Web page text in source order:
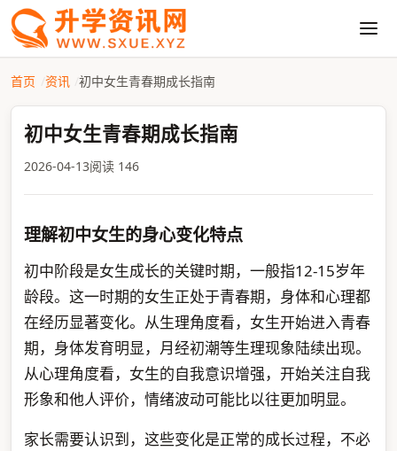
首页 资讯 初中女生青春期成长指南
初中女生青春期成长指南
2026-04-13阅读 146
理解初中女生的身心变化特点
初中阶段是女生成长的关键时期，一般指12-15岁年
龄段。这一时期的女生正处于青春期，身体和心理都
在经历显著变化。从生理角度看，女生开始进入青春
期，身体发育明显，月经初潮等生理现象陆续出现。
从心理角度看，女生的自我意识增强，开始关注自我
形象和他人评价，情绪波动可能比以往更加明显。
家长需要认识到，这些变化是正常的成长过程，不必